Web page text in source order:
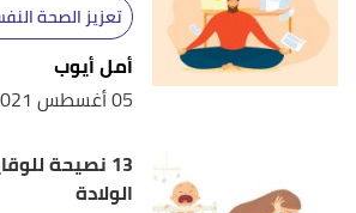
تعزيز الصحة
أمل أيوب
05 أغسطس 2021
13 نصيحة
الولادة